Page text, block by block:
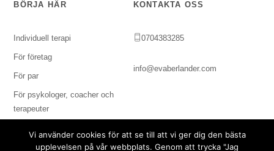
BÖRJA HÄR
Individuell terapi
För företag
För par
För psykologer, coacher och
terapeuter
KONTAKTA OSS
0704383285
info@evaberlander.com
Vi använder cookies för att se till att vi ger dig den bästa
upplevelsen på vår webbplats. Genom att trycka "Jag